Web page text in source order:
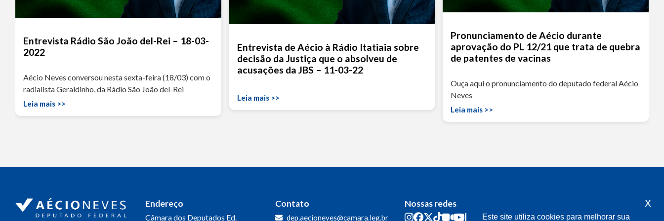
Entrevista Rádio São João del-Rei – 18-03-
2022
Aécio Neves conversou nesta sexta-feira (18/03) com o
radialista Geraldinho, da Rádio São João del-Rei
Leia mais >>
Entrevista de Aécio à Rádio Itatiaia sobre
decisão da Justiça que o absolveu de
acusações da JBS – 11-03-22
Leia mais >>
Pronunciamento de Aécio durante
aprovação do PL 12/21 que trata de quebra
de patentes de vacinas
Ouça aqui o pronunciamento do deputado federal Aécio
Neves
Leia mais >>
Endereço
Câmara dos Deputados Ed.
Contato
dep.aecioneves@camara.leg.br
Nossas redes
Este site utiliza cookies para melhorar sua
x